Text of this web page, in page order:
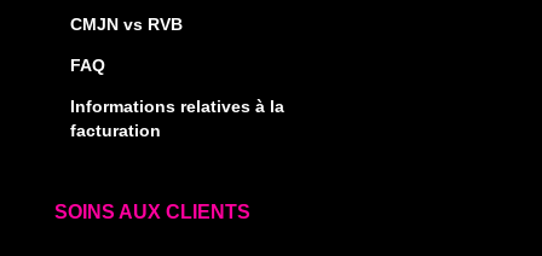
CMJN vs RVB
FAQ
Informations relatives à la
facturation
SOINS AUX CLIENTS